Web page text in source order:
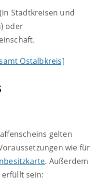
Stadtkreisen und
oder
Ostalbkreis]
gelten
wie für
. Außerdem
sein: